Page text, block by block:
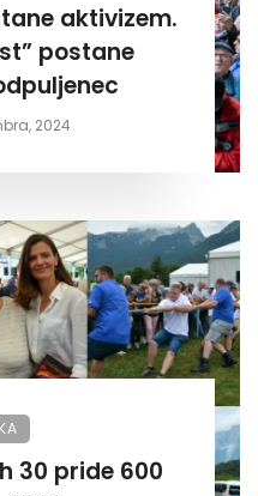
aktivizem.
2024